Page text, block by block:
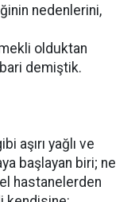
nedenlerini,
olduktan
demiştik.
aşırı yağlı ve
başlayan biri; ne
hastanelerden